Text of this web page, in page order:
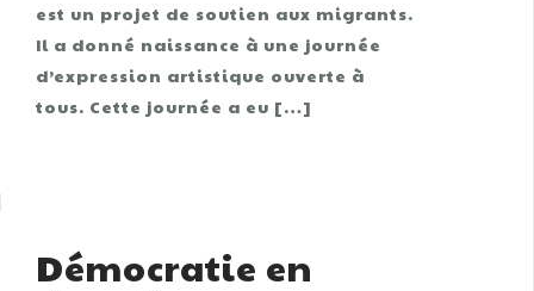
est un projet de soutien aux migrants.
Il a donné naissance à une journée
d’expression artistique ouverte à
tous. Cette journée a eu […]
Démocratie en